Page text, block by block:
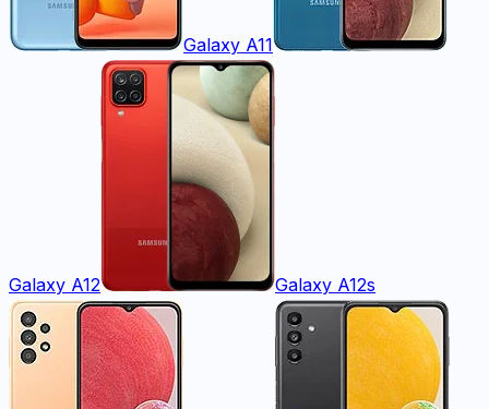
Galaxy A11
Galaxy A12 Galaxy A12s